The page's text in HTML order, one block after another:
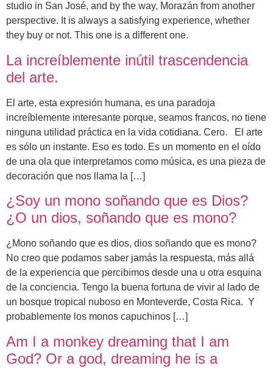
studio in San José, and by the way, Morazán from another
perspective. It is always a satisfying experience, whether
they buy or not. This one is a different one.
La increíblemente inútil trascendencia
del arte.
El arte, esta expresión humana, es una paradoja
increíblemente interesante porque, seamos francos, no tiene
ninguna utilidad práctica en la vida cotidiana. Cero. El arte
es sólo un instante. Eso es todo. Es un momento en el oído
de una ola que interpretamos como música, es una pieza de
decoración que nos llama la […]
¿Soy un mono soñando que es Dios?
¿O un dios, soñando que es mono?
¿Mono soñando que es dios, dios soñando que es mono?
No creo que podamos saber jamás la respuesta, más allá
de la experiencia que percibimos desde una u otra esquina
de la conciencia. Tengo la buena fortuna de vivir al lado de
un bosque tropical nuboso en Monteverde, Costa Rica. Y
probablemente los monos capuchinos […]
Am I a monkey dreaming that I am
God? Or a god, dreaming he is a